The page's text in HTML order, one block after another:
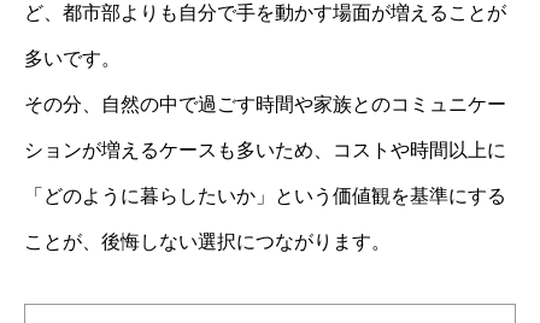
ど、都市部よりも自分で手を動かす場面が増えることが
多いです。
その分、自然の中で過ごす時間や家族とのコミュニケー
ションが増えるケースも多いため、コストや時間以上に
「どのように暮らしたいか」という価値観を基準にする
ことが、後悔しない選択につながります。